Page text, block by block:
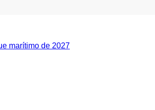
marítimo de 2027